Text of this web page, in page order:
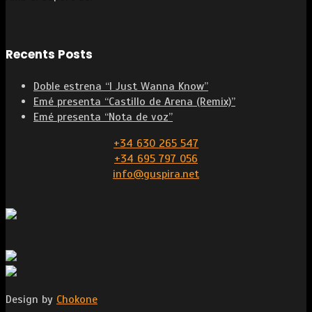
Recents Posts
Doble estrena “I Just Wanna Know”
Emé presenta “Castillo de Arena (Remix)”
Emé presenta “Nota de voz”
+34 630 265 547
+34 695 797 056
info@guspira.net
Design by Chokone